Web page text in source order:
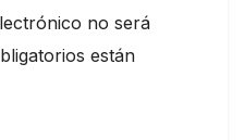
no será
están